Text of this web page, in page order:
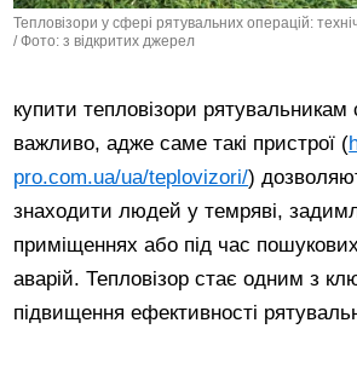
Тепловізори у сфері рятувальних операцій:
/ Фото: з відкритих джерел
купити тепловізори рятувальникам
важливо, адже саме такі пристрої (
pro.com.ua/ua/teplovizori/)
знаходити людей у темряві,
приміщеннях або під час пошукових
аварій. Тепловізор стає одним з
підвищення ефективності